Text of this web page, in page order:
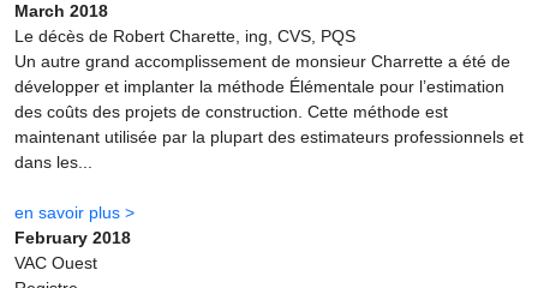
March 2018
Le décès de Robert Charette, ing, CVS, PQS
Un autre grand accomplissement de monsieur Charrette a été de
développer et implanter la méthode Élémentale pour l’estimation
des coûts des projets de construction. Cette méthode est
maintenant utilisée par la plupart des estimateurs professionnels et
dans les...
en savoir plus >
February 2018
VAC Ouest